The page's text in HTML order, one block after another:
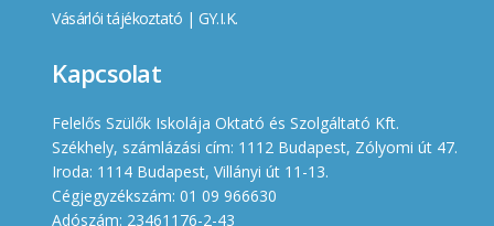
Vásárlói tájékoztató | GY.I.K.
Kapcsolat
Felelős Szülők Iskolája Oktató és Szolgáltató Kft.
Székhely, számlázási cím: 1112 Budapest, Zólyomi út 47.
Iroda: 1114 Budapest, Villányi út 11-13.
Cégjegyzékszám: 01 09 966630
Adószám: 23461176-2-43